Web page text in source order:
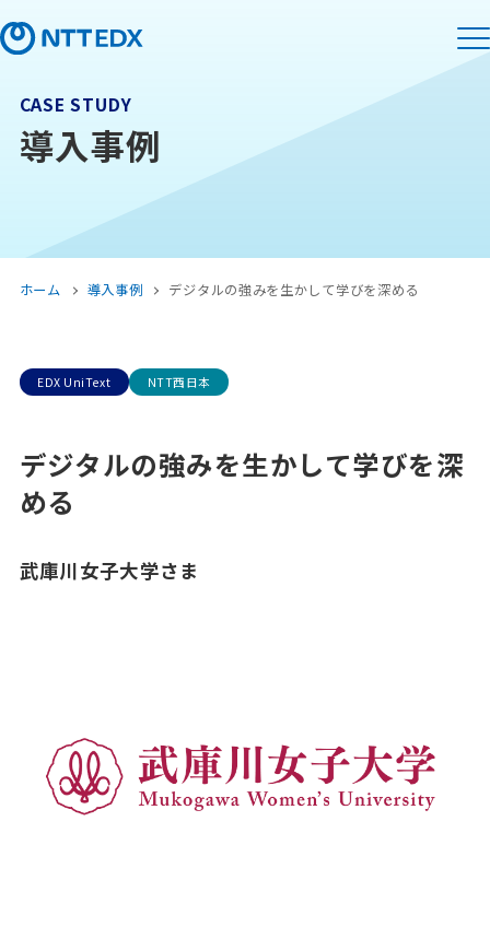
CASE STUDY
導入事例
ホーム 導入事例 デジタルの強みを生かして学びを深める
EDX UniText NTT西日本
デジタルの強みを生かして学びを深
める
武庫川女子大学さま